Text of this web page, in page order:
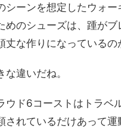
シーンを想定したウォー
めのシューズは、踵が
丈な作りになっているの
な違いだね。
ウド6コーストはトラベ
されているだけあって運